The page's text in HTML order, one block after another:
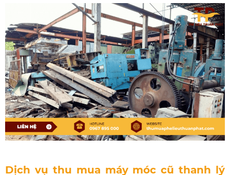
Dịch vụ thu mua máy móc cũ thanh lý